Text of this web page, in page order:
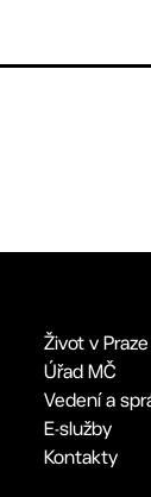
Život v Praze
Úřad MČ
Vedení a
E-služby
Kontakty